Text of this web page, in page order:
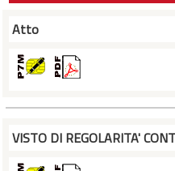
Atto
VISTO DI REGOLARITA'